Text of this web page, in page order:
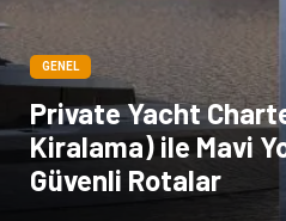
GENEL
Private Yacht
Kiralama) ile Mavi
Güvenli Rotalar